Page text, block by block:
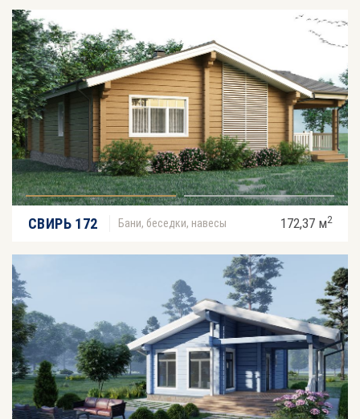
СВИРЬ 172 Бани, беседки, навесы 172,37 м2